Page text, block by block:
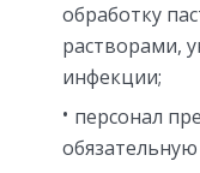
обработку
растворами,
инфекции;
персонал